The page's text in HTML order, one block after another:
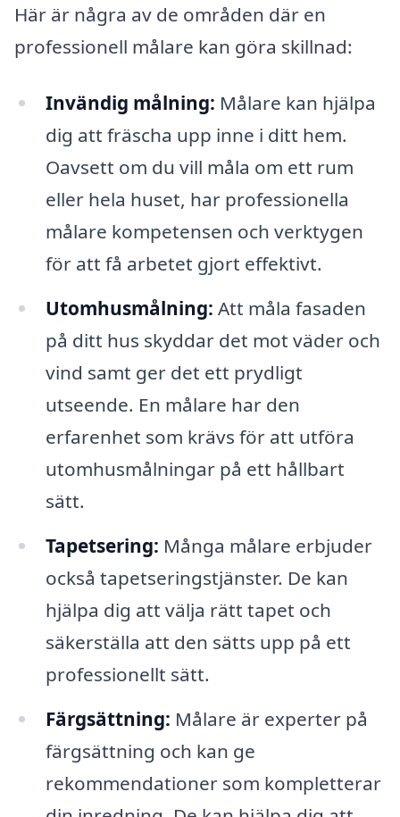
Här är några av de områden där en
professionell målare kan göra skillnad:
Invändig målning: Målare kan hjälpa
dig att fräscha upp inne i ditt hem.
Oavsett om du vill måla om ett rum
eller hela huset, har professionella
målare kompetensen och verktygen
för att få arbetet gjort effektivt.
Utomhusmålning: Att måla fasaden
på ditt hus skyddar det mot väder och
vind samt ger det ett prydligt
utseende. En målare har den
erfarenhet som krävs för att utföra
utomhusmålningar på ett hållbart
sätt.
Tapetsering: Många målare erbjuder
också tapetseringstjänster. De kan
hjälpa dig att välja rätt tapet och
säkerställa att den sätts upp på ett
professionellt sätt.
Färgsättning: Målare är experter på
färgsättning och kan ge
rekommendationer som kompletterar